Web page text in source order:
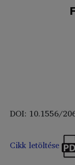
DOI: 10.1556/
Cikk letöltése